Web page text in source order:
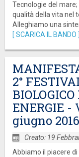
Tecnologie del
qualità della vita nel
Alleghiamo una
[ SCARICA IL BANDO ]
2°
ENERGIE -
giugno 2016
Creato: 19
Abbiamo il piacere